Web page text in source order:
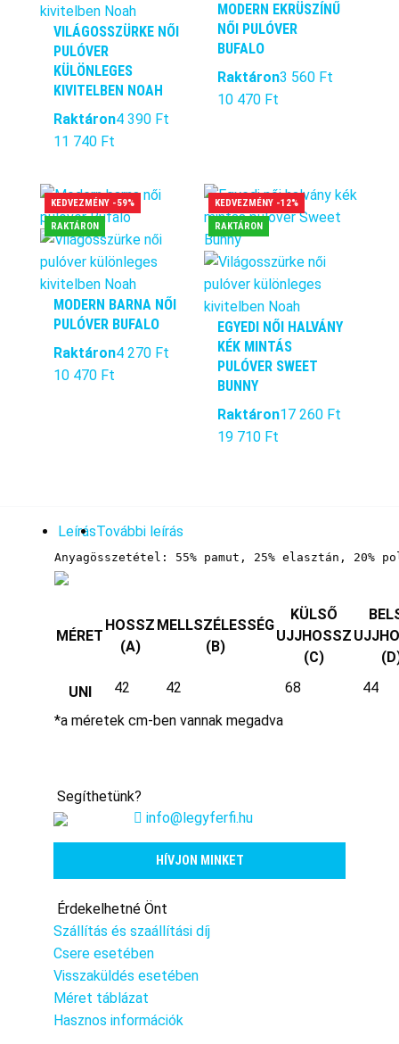
VILÁGOSSZÜRKE NŐI
PULÓVER
KÜLÖNLEGES
KIVITELBEN NOAH
Raktáron4 390 Ft
11 740 Ft
MODERN EKRÜSZÍNŰ
NŐI PULÓVER
BUFALO
Raktáron3 560 Ft
10 470 Ft
KEDVEZMÉNY -59%
RAKTÁRON
MODERN BARNA NŐI
PULÓVER BUFALO
Raktáron4 270 Ft
10 470 Ft
KEDVEZMÉNY -12%
RAKTÁRON
EGYEDI NŐI HALVÁNY
KÉK MINTÁS
PULÓVER SWEET
BUNNY
Raktáron17 260 Ft
19 710 Ft
LeírásTovábbi leírás
Anyagösszetétel: 55% pamut, 25% elasztán, 20%
MÉRET
HOSSZ
(A)
MELLSZÉLESSÉG
(B)
KÜLSŐ
UJJHOSSZ
(C)
UNI 42 42 68
44
*a méretek cm-ben vannak megadva
Segíthetünk?
info@legyferfi.hu
HÍVJON MINKET
Érdekelhetné Önt
Szállítás és szaállítási díj
Csere esetében
Visszaküldés esetében
Méret táblázat
Hasznos információk